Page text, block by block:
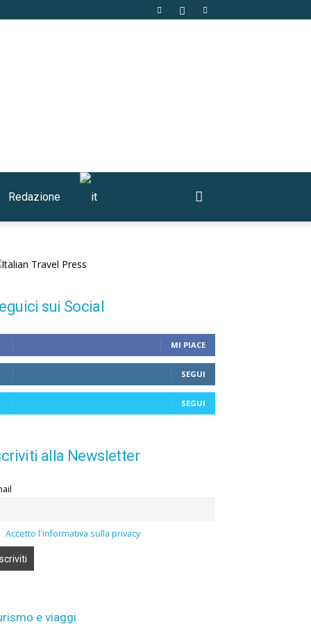
Redazione
sui Social
MI PIACE
SEGUI
SEGUI
alla Newsletter
Accetto l'informativa sulla privacy
e viaggi